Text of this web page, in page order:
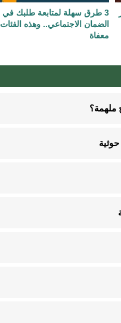
3 طرق سهلة لمتابعة طلبك في
الضمان الاجتماعي.. وهذه الفئات
معفاة
ملهمة؟